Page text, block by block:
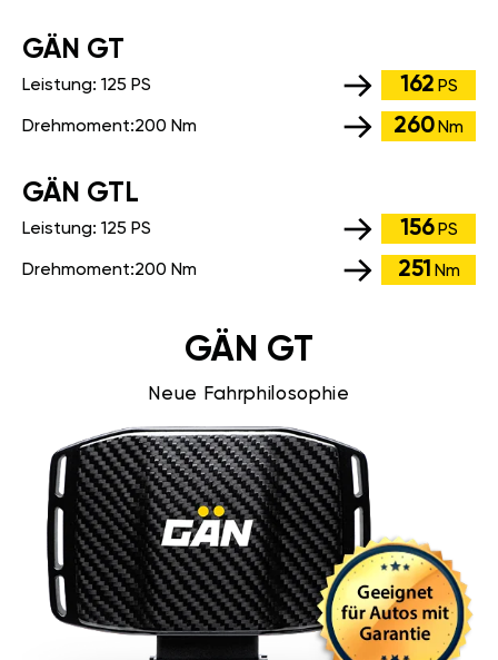
GÄN GT
Leistung: 125 PS 162 PS
Drehmoment:200 Nm 260 Nm
GÄN GTL
Leistung: 125 PS 156 PS
Drehmoment:200 Nm 251 Nm
GÄN GT
Neue Fahrphilosophie